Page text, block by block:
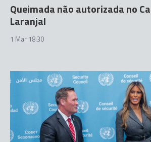
Queimada não autorizada no
Laranjal
1 Mar 18:30